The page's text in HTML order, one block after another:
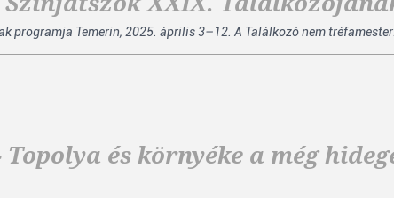
programja Temerin, 2025. április 3–12. A Találkozó nem
és környéke a még